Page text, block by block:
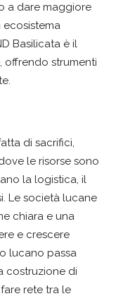
a dare maggiore
Basilicata è il
offrendo strumenti
di sacrifici,
le risorse sono
la logistica, il
Le società lucane
chiara e una
e crescere
lucano passa
costruzione di
rete tra le